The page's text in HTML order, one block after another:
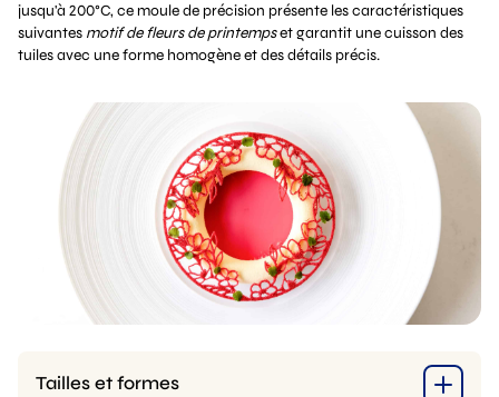
jusqu'à 200°C, ce moule de précision présente les caractéristiques
suivantes motif de fleurs de printempset garantit une cuisson des
tuiles avec une forme homogène et des détails précis.
Tailles et formes